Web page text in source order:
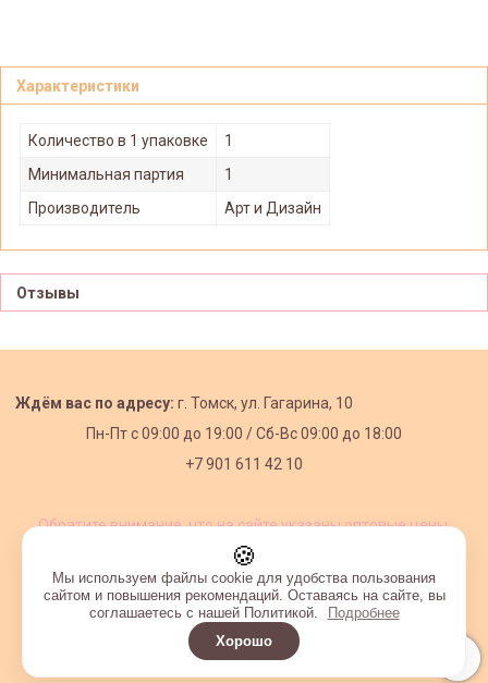
Характеристики
Количество в 1 упаковке
1
Минимальная партия
1
Производитель
Арт и Дизайн
Отзывы
Ждём вас по адресу: г. Томск, ул. Гагарина, 10
Пн-Пт с09:00 до 19:00 /Сб-Вс 09:00 до 18:00
+7 901 611 42 10
Обратите внимание, что на сайте указаны оптовые цены,
Интернет-магазин создан на InSales
🍪
Мы используем файлы cookie для удобства пользования
сайтом и повышения рекомендаций. Оставаясь на сайте, вы
соглашаетесь с нашей Политикой.
Подробнее
Хорошо